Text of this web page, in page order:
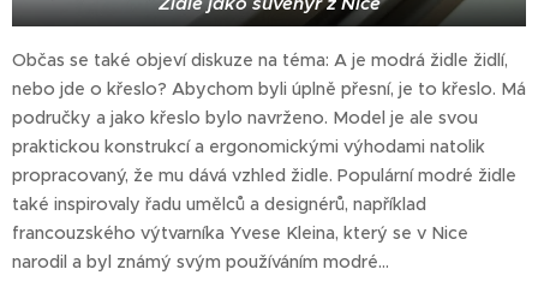
Občas se také objeví diskuze na téma: A je modrá židle židlí,
nebo jde o křeslo? Abychom byli úplně přesní, je to křeslo. Má
područky a jako křeslo bylo navrženo. Model je ale svou
praktickou konstrukcí a ergonomickými výhodami natolik
propracovaný, že mu dává vzhled židle. Populární modré židle
také inspirovaly řadu umělců a designérů, například
francouzského výtvarníka Yvese Kleina, který se v Nice
narodil a byl známý svým používáním modré…